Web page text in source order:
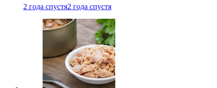
2 года спустя2 года спустя